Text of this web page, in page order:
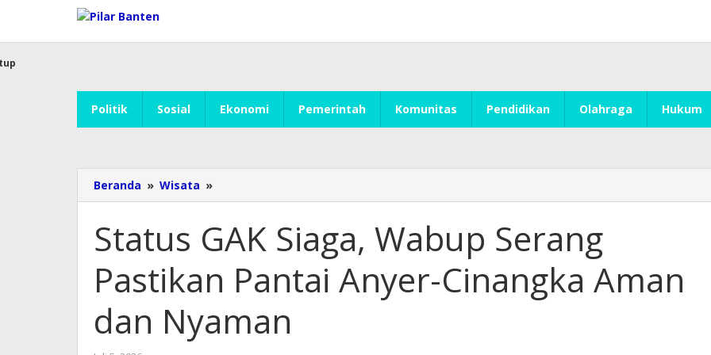
konten
Politik Sosial Ekonomi Pemerintah Komunitas Pendidikan Olahraga Hukum
Beranda » Wisata »
GAK
Wabup
Serang
Pastikan
Pantai
Cinangka
Aman
Status GAK Siaga, Wabup Serang
Pastikan Pantai Anyer-Cinangka Aman
dan Nyaman